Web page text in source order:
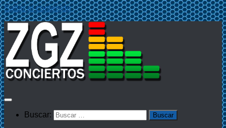
Saltar al contenido
Buscar: